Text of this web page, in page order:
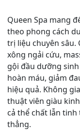
Queen Spa mang
theo phong cách
trị liệu chuyên sâu.
xông ngải cứu,
gội đầu dưỡng
hoàn máu, giảm
hiệu quả. Không
thuật viên giàu
cả thể chất lẫn
thẳng.